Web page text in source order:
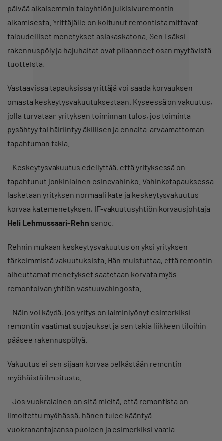
päivää aikaisemmin taloyhtiön julkisivuremontin
alkamisesta. Yrittäjälle on koitunut remontista mittavat
taloudelliset menetykset asiakaskatona. Sen lisäksi
rakennuspöly ja hajuhaitat ovat pilaanneet osan myytävistä
tuotteista.
Vastaavissa tapauksissa yrittäjä voi saada korvauksen
omasta keskeytysvakuutuksestaan. Kyseessä on vakuutus,
jolla turvataan yrityksen toiminnan tulos, jos toiminta
pysähtyy tai häiriintyy äkillisen ja ennalta-arvaamattoman
tapahtuman takia.
– Keskeytysvakuutus edellyttää, että yrityksessä on
tapahtunut jonkinlainen esinevahinko. Vahinkotapauksessa
lasketaan yrityksen normaali kate ja keskeytysvakuutus
korvaa katemenetyksen, IF-vakuutusyhtiön korvausjohtaja
Heli Lehmussaari-Rehn sanoo.
Rehnin mukaan keskeytysvakuutus on yksi yrityksen
tärkeimmistä vakuutuksista. Hän muistuttaa, että remontin
aiheuttamat menetykset saatetaan korvata myös
remontoivan yhtiön vastuuvahingosta.
– Näin voi käydä, jos yritys on laiminlyönyt esimerkiksi
remontin vaatimat suojaukset ja sen takia liikkeen tiloihin
pääsee rakennuspölyä.
Vakuutus ei sen sijaan korvaa pelkästään remontin
myöhäistä ilmoitusta.
– Jos vuokralainen on sitä mieltä, että remontista on
ilmoitettu myöhässä, hänen tulee kääntyä
vuokranantajaansa puoleen ja esimerkiksi vaatia